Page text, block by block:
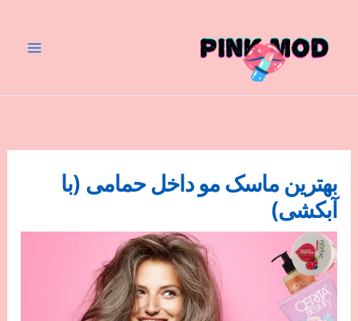
محتوا
بهترین ماسک مو داخل حمامی (با
آبکشی)